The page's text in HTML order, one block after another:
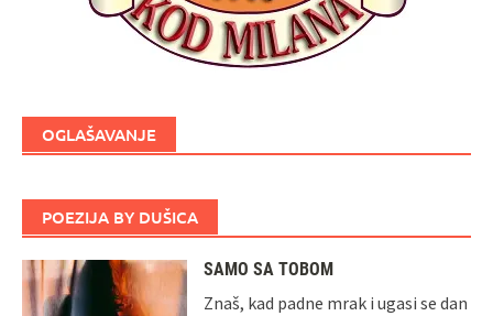
OGLAŠAVANJE
POEZIJA BY DUŠICA
SAMO SA TOBOM
Znaš, kad padne mrak i ugasi se dan